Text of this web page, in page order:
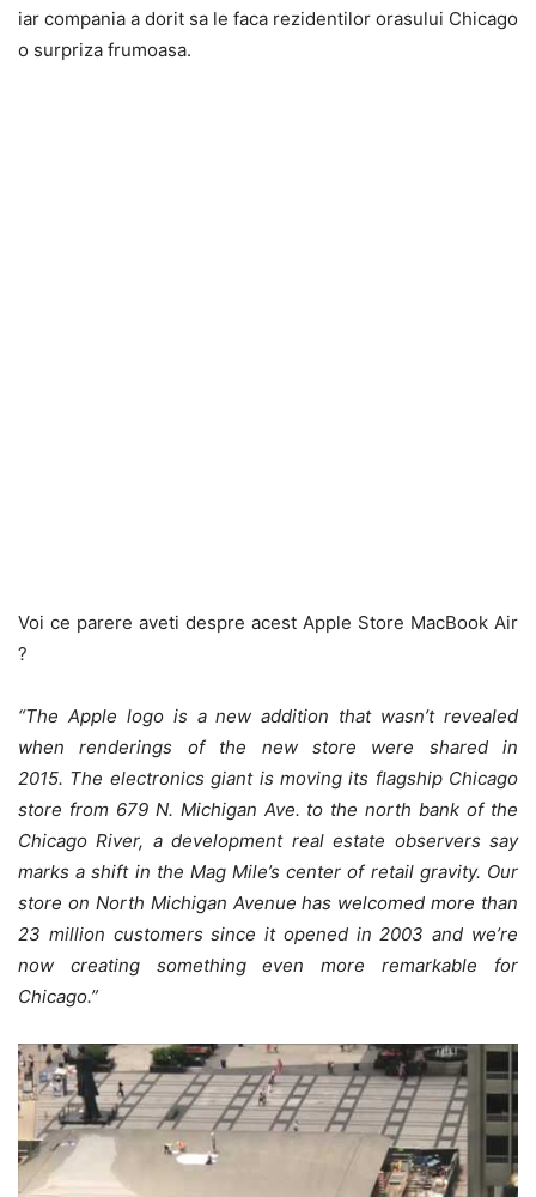
iar compania a dorit sa le faca rezidentilor orasului Chicago
o surpriza frumoasa.
Voi ce parere aveti despre acest Apple Store MacBook Air
?
“The Apple logo is a new addition that wasn’t revealed
when renderings of the new store were shared in
2015. The electronics giant is moving its flagship Chicago
store from 679 N. Michigan Ave. to the north bank of the
Chicago River, a development real estate observers say
marks a shift in the Mag Mile’s center of retail gravity. Our
store on North Michigan Avenue has welcomed more than
23 million customers since it opened in 2003 and we’re
now creating something even more remarkable for
Chicago.”